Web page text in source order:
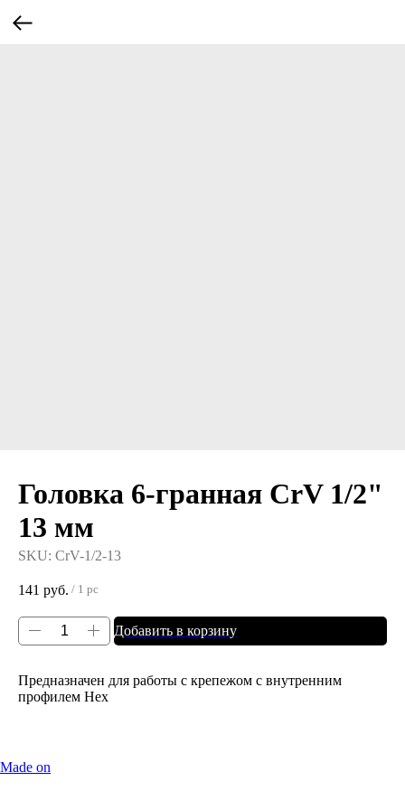
Головка 6-гранная CrV 1/2"
13 мм
SKU: CrV-1/2-13
141 руб. / 1 pc
Добавить в корзину
Предназначен для работы с крепежом с внутренним
профилем Hex
Made on